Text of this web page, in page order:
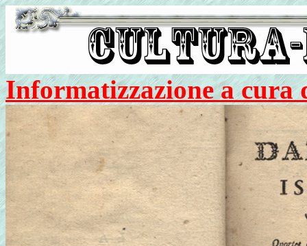
Informatizzazione a cura